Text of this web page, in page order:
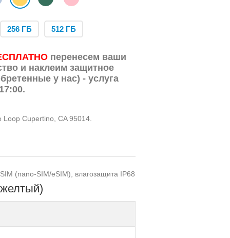
256 ГБ 512 ГБ
перенесем ваши
и наклеим защитное
у нас) - услуга
Cupertino, CA 95014.
(nano-SIM/eSIM), влагозащита IP68